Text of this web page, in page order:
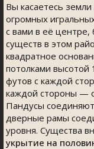
Вы касаетесь
огромных
с вами в её
существ в этом
квадратное
потолками высотой
футов с каждой
каждой стороны —
Пандусы
дверные рамы
уровня. Существа
укрытие на